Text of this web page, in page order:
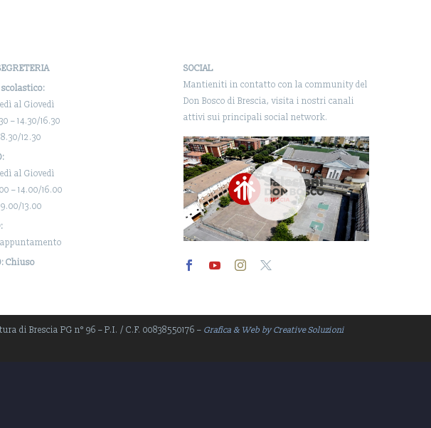
al Giovedì
– 14.30/16.30
12.30
al Giovedì
– 14.00/16.00
13.00
Chiuso
SOCIAL
Mantieniti in contatto con la community del
Don Bosco di Brescia, visita i nostri canali
attivi sui principali social network.
Player
di Brescia PG n° 96 – P.I. / C.F. 00838550176 – Grafica & Web by Creative Soluzioni